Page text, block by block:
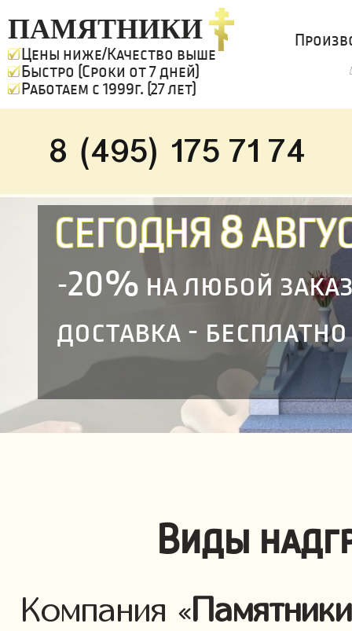
ПАМЯТНИКИ
Цены ниже/Качество выше
Быстро (Сроки от 7 дней)
Работаем с 1999г. (27 лет)
8 (495) 175 71 74
СЕГОДНЯ 8
-20% на любой
доставка - бесплатно
Виды
Компания «Памятники